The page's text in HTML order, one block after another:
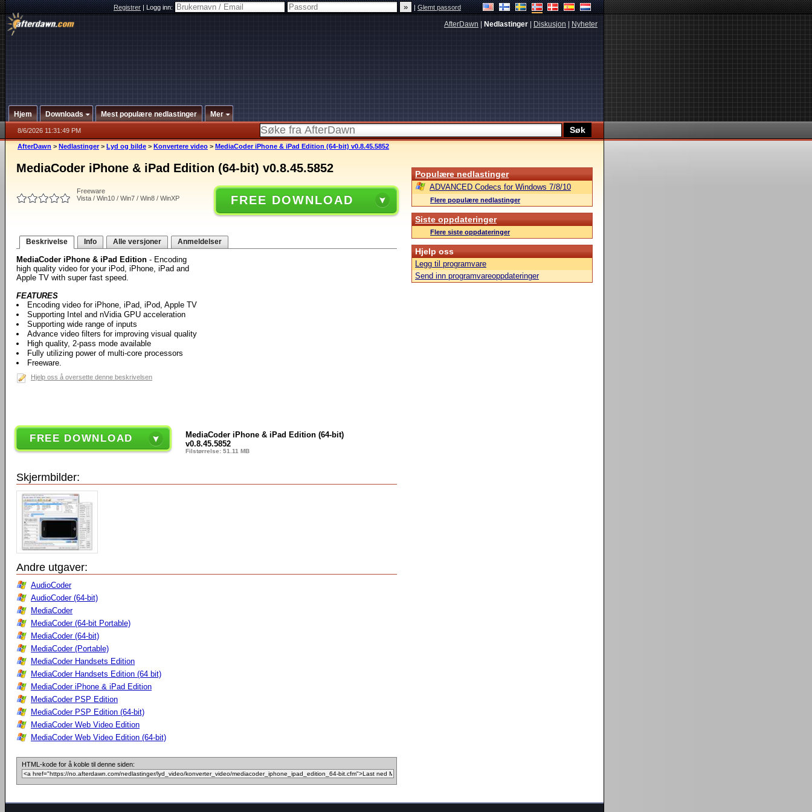
Registrer|Logg inn: |Glemt passord
AfterDawn Nedlastinger Diskusjon Nyheter
Hjem Downloads Mest populære nedlastinger Mer
8/6/2026 11:31:49 PM
AfterDawn > Nedlastinger > Lyd og bilde > Konvertere video > MediaCoder iPhone & iPad Edition (64-bit) v0.8.45.5852
MediaCoder iPhone & iPad Edition (64-bit) v0.8.45.5852
Freeware
Vista / Win10 / Win7 / Win8 / WinXP
FREE DOWNLOAD
Beskrivelse Info Alle versjoner Anmeldelser
MediaCoder iPhone & iPad Edition - Encoding
high quality video for your iPod, iPhone, iPad and
Apple TV with super fast speed.
FEATURES
Encoding video for iPhone, iPad, iPod, Apple TV
Supporting Intel and nVidia GPU acceleration
Supporting wide range of inputs
Advance video filters for improving visual quality
High quality, 2-pass mode available
Fully utilizing power of multi-core processors
Freeware.
Hjelp oss å oversette denne beskrivelsen
FREE DOWNLOAD
MediaCoder iPhone & iPad Edition (64-bit)
v0.8.45.5852
Filstørrelse: 51.11 MB
Skjermbilder:
Andre utgaver:
AudioCoder
AudioCoder (64-bit)
MediaCoder
MediaCoder (64-bit Portable)
MediaCoder (64-bit)
MediaCoder (Portable)
MediaCoder Handsets Edition
MediaCoder Handsets Edition (64 bit)
MediaCoder iPhone & iPad Edition
MediaCoder PSP Edition
MediaCoder PSP Edition (64-bit)
MediaCoder Web Video Edition
MediaCoder Web Video Edition (64-bit)
HTML-kode for å koble til denne siden:
Populære nedlastinger
ADVANCED Codecs for Windows 7/8/10
Flere populære nedlastinger
Siste oppdateringer
Flere siste oppdateringer
Hjelp oss
Legg til programvare
Send inn programvareoppdateringer